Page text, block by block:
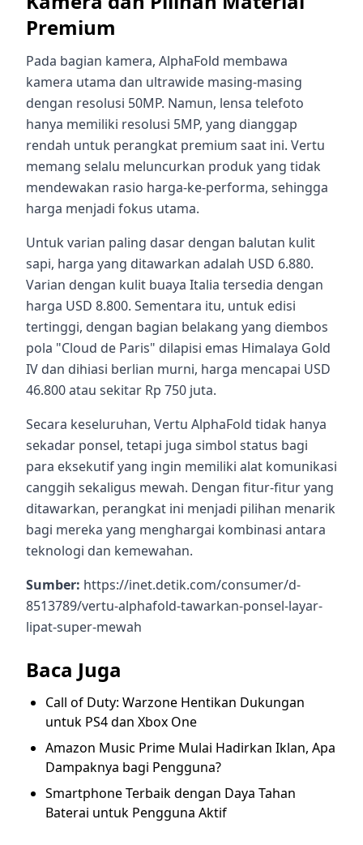
Premium
Pada bagian kamera, AlphaFold membawa
kamera utama dan ultrawide masing-masing
dengan resolusi 50MP. Namun, lensa telefoto
hanya memiliki resolusi 5MP, yang dianggap
rendah untuk perangkat premium saat ini. Vertu
memang selalu meluncurkan produk yang tidak
mendewakan rasio harga-ke-performa, sehingga
harga menjadi fokus utama.
Untuk varian paling dasar dengan balutan kulit
sapi, harga yang ditawarkan adalah USD 6.880.
Varian dengan kulit buaya Italia tersedia dengan
harga USD 8.800. Sementara itu, untuk edisi
tertinggi, dengan bagian belakang yang diembos
pola "Cloud de Paris" dilapisi emas Himalaya Gold
IV dan dihiasi berlian murni, harga mencapai USD
46.800 atau sekitar Rp 750 juta.
Secara keseluruhan, Vertu AlphaFold tidak hanya
sekadar ponsel, tetapi juga simbol status bagi
para eksekutif yang ingin memiliki alat komunikasi
canggih sekaligus mewah. Dengan fitur-fitur yang
ditawarkan, perangkat ini menjadi pilihan menarik
bagi mereka yang menghargai kombinasi antara
teknologi dan kemewahan.
Sumber: https://inet.detik.com/consumer/d-
8513789/vertu-alphafold-tawarkan-ponsel-layar-
lipat-super-mewah
Baca Juga
Call of Duty: Warzone Hentikan Dukungan
untuk PS4 dan Xbox One
Amazon Music Prime Mulai Hadirkan Iklan, Apa
Dampaknya bagi Pengguna?
Smartphone Terbaik dengan Daya Tahan
Baterai untuk Pengguna Aktif